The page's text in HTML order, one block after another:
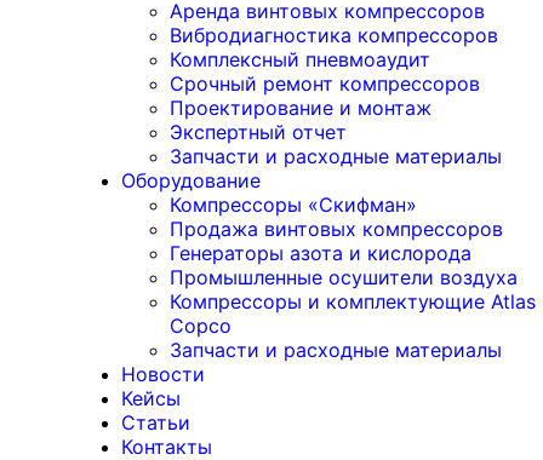
Аренда винтовых компрессоров
Вибродиагностика компрессоров
Комплексный пневмоаудит
Срочный ремонт компрессоров
Проектирование и монтаж
Экспертный отчет
Запчасти и расходные материалы
Оборудование
Компрессоры «Скифман»
Продажа винтовых компрессоров
Генераторы азота и кислорода
Промышленные осушители воздуха
Компрессоры и комплектующие Atlas
Copco
Запчасти и расходные материалы
Новости
Кейсы
Статьи
Контакты